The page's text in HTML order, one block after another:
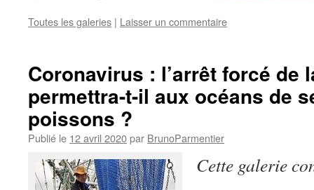
Toutes les galeries | Laisser un commentaire
Coronavirus : l’arrêt forcé de
permettra-t-il aux océans de
poissons ?
Publié le 12 avril 2020par BrunoParmentier
Cette galerie